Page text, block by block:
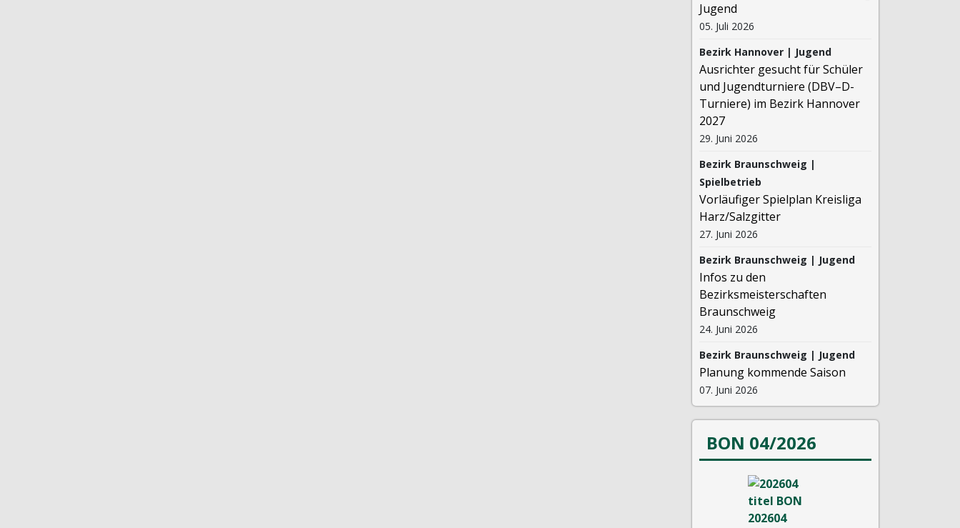
Jugend
05. Juli 2026
Bezirk Hannover | Jugend
Ausrichter gesucht für Schüler
und Jugendturniere (DBV–D-
Turniere) im Bezirk Hannover
2027
29. Juni 2026
Bezirk Braunschweig |
Spielbetrieb
Vorläufiger Spielplan Kreisliga
Harz/Salzgitter
27. Juni 2026
Bezirk Braunschweig | Jugend
Infos zu den
Bezirksmeisterschaften
Braunschweig
24. Juni 2026
Bezirk Braunschweig | Jugend
Planung kommende Saison
07. Juni 2026
BON 04/2026